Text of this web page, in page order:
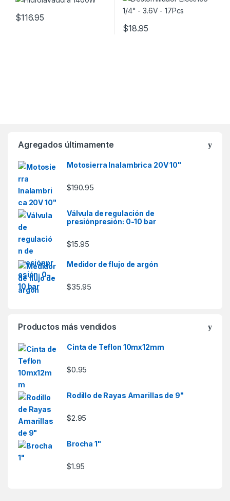
$116.95
$18.95
Agregados últimamente
Motosierra Inalambrica 20V 10"
$190.95
Válvula de regulación de
presiónpresión: 0-10 bar
$15.95
Medidor de flujo de argón
$35.95
Productos más vendidos
Cinta de Teflon 10mx12mm
$0.95
Rodillo de Rayas Amarillas de 9"
$2.95
Brocha 1"
$1.95